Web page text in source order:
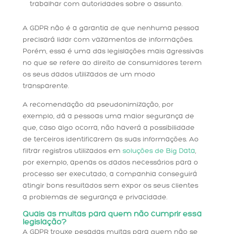
trabalhar com autoridades sobre o assunto.
A GDPR não é a garantia de que nenhuma pessoa
precisará lidar com vazamentos de informações.
Porém, essa é uma das legislações mais agressivas
no que se refere ao direito de consumidores terem
os seus dados utilizados de um modo
transparente.
A recomendação da pseudonimização, por
exemplo, dá a pessoas uma maior segurança de
que, caso algo ocorra, não haverá a possibilidade
de terceiros identificarem as suas informações. Ao
filtrar registros utilizados em soluções de Big Data,
por exemplo, apenas os dados necessários para o
processo ser executado, a companhia conseguirá
atingir bons resultados sem expor os seus clientes
a problemas de segurança e privacidade.
Quais as multas para quem não cumprir essa
legislação?
A GDPR trouxe pesadas multas para quem não se